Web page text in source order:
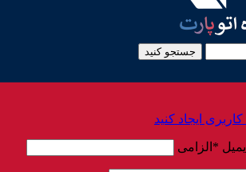
جستجو کنید
ایجاد کنید
* الزامی